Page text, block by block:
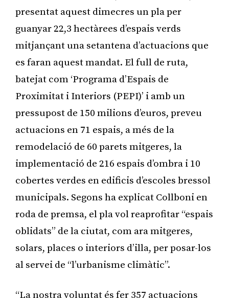
presentat aquest dimecres un pla per
guanyar 22,3 hectàrees d’espais verds
mitjançant una setantena d’actuacions que
es faran aquest mandat. El full de ruta,
batejat com ‘Programa d’Espais de
Proximitat i Interiors (PEPI)’ i amb un
pressupost de 150 milions d’euros, preveu
actuacions en 71 espais, a més de la
remodelació de 60 parets mitgeres, la
implementació de 216 espais d’ombra i 10
cobertes verdes en edificis d’escoles bressol
municipals. Segons ha explicat Collboni en
roda de premsa, el pla vol reaprofitar “espais
oblidats” de la ciutat, com ara mitgeres,
solars, places o interiors d’illa, per posar-los
al servei de “l’urbanisme climàtic”.
“La nostra voluntat és fer 357 actuacions